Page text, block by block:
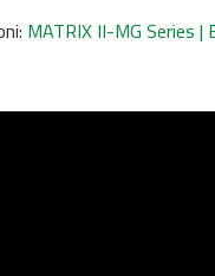
MATRIX II-MG Series |